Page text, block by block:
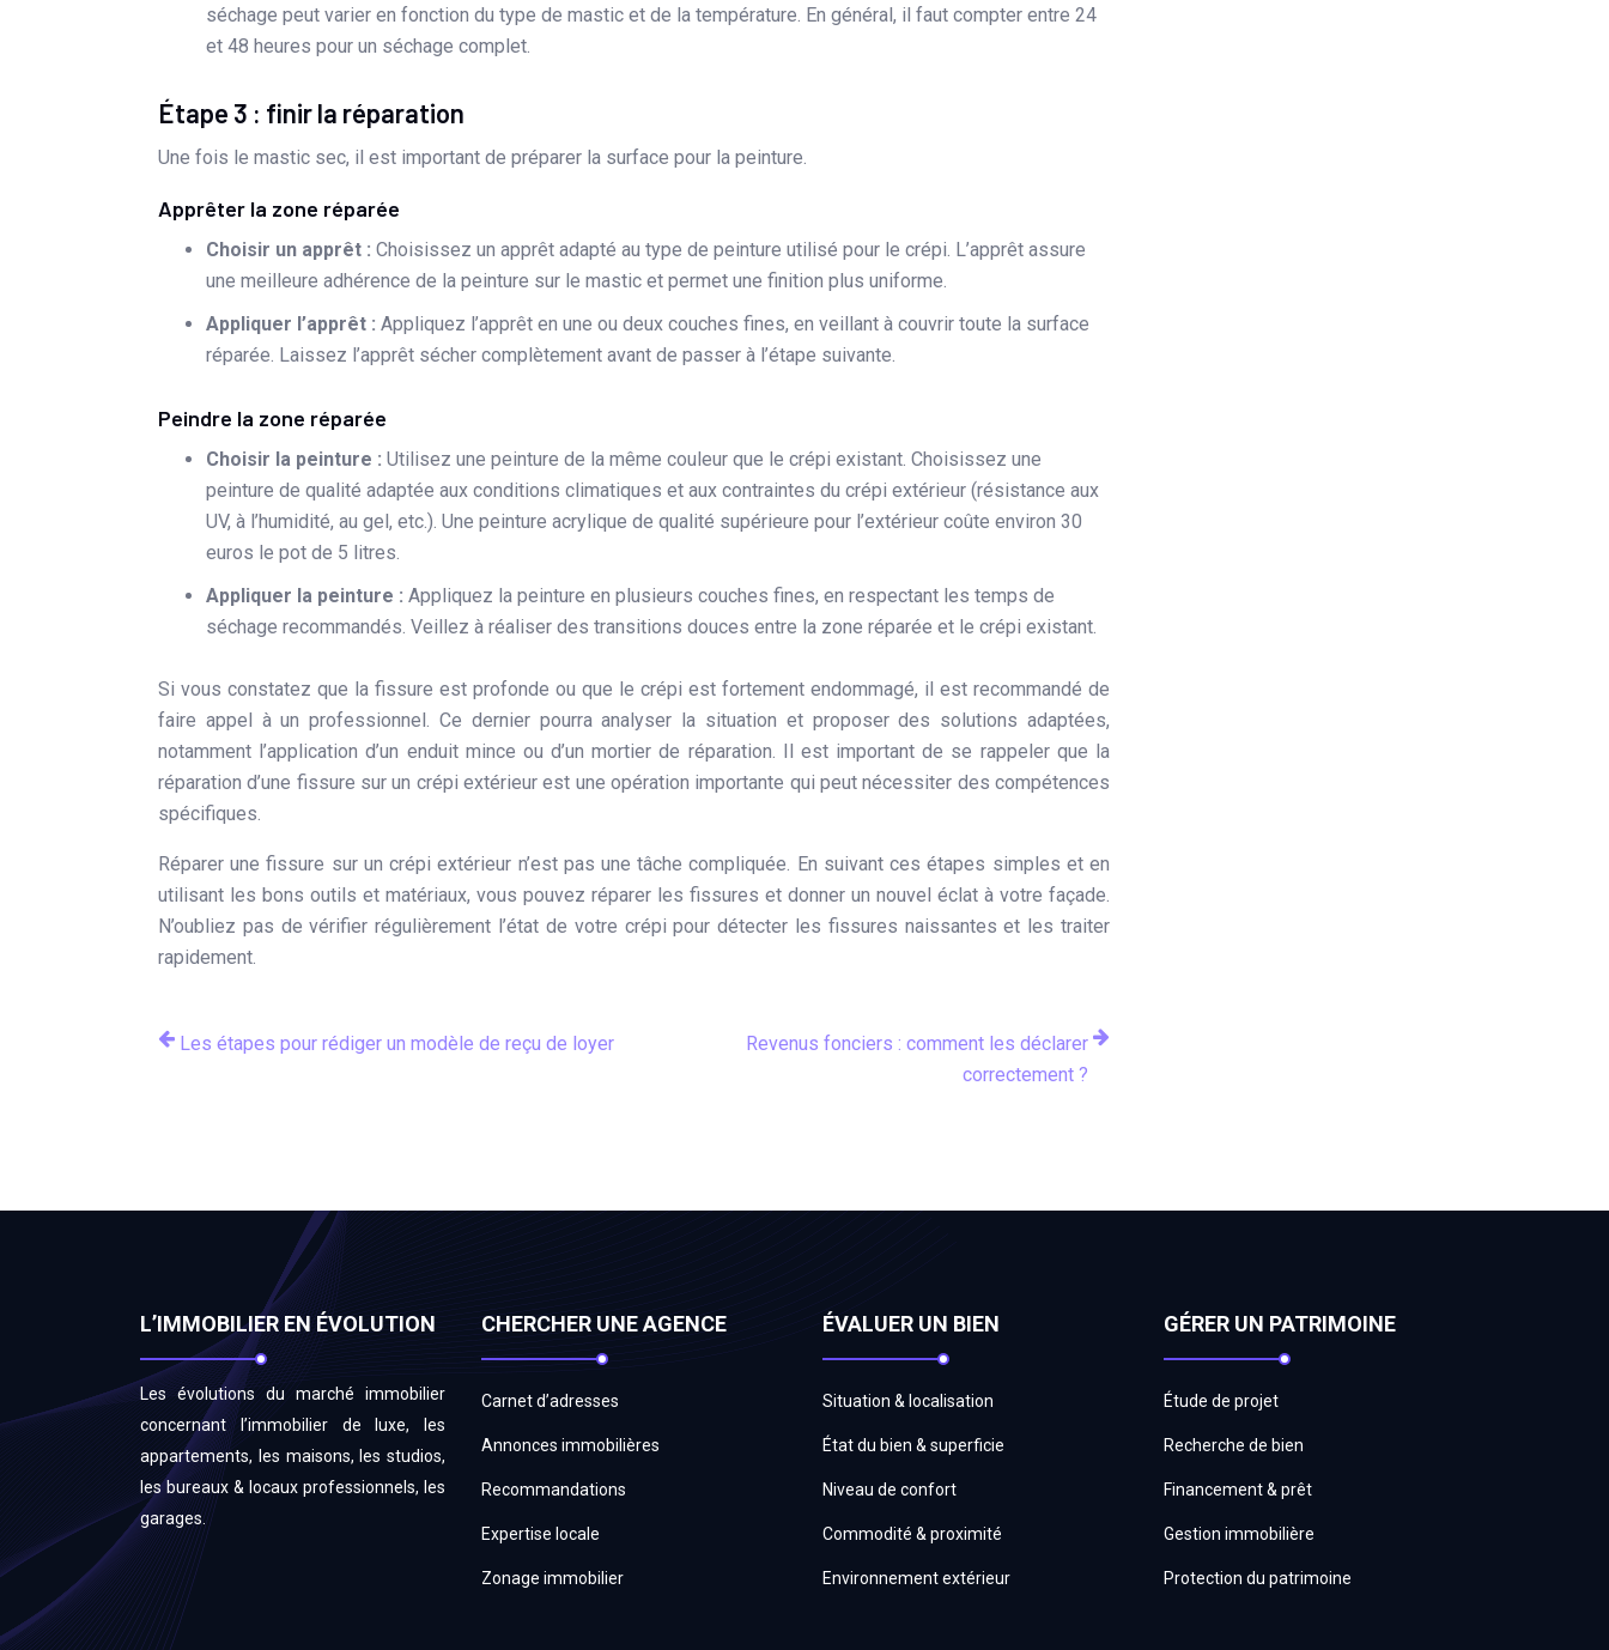
séchage peut varier en fonction du type de mastic et de la température. En général, il faut compter entre 24
et 48 heures pour un séchage complet.
Étape 3 : finir la réparation
Une fois le mastic sec, il est important de préparer la surface pour la peinture.
Apprêter la zone réparée
Choisir un apprêt : Choisissez un apprêt adapté au type de peinture utilisé pour le crépi. L’apprêt assure
une meilleure adhérence de la peinture sur le mastic et permet une finition plus uniforme.
Appliquer l’apprêt : Appliquez l’apprêt en une ou deux couches fines, en veillant à couvrir toute la surface
réparée. Laissez l’apprêt sécher complètement avant de passer à l’étape suivante.
Peindre la zone réparée
Choisir la peinture : Utilisez une peinture de la même couleur que le crépi existant. Choisissez une
peinture de qualité adaptée aux conditions climatiques et aux contraintes du crépi extérieur (résistance aux
UV, à l’humidité, au gel, etc.). Une peinture acrylique de qualité supérieure pour l’extérieur coûte environ 30
euros le pot de 5 litres.
Appliquer la peinture : Appliquez la peinture en plusieurs couches fines, en respectant les temps de
séchage recommandés. Veillez à réaliser des transitions douces entre la zone réparée et le crépi existant.
Si vous constatez que la fissure est profonde ou que le crépi est fortement endommagé, il est recommandé de
faire appel à un professionnel. Ce dernier pourra analyser la situation et proposer des solutions adaptées,
notamment l’application d’un enduit mince ou d’un mortier de réparation. Il est important de se rappeler que la
réparation d’une fissure sur un crépi extérieur est une opération importante qui peut nécessiter des compétences
spécifiques.
Réparer une fissure sur un crépi extérieur n’est pas une tâche compliquée. En suivant ces étapes simples et en
utilisant les bons outils et matériaux, vous pouvez réparer les fissures et donner un nouvel éclat à votre façade.
N’oubliez pas de vérifier régulièrement l’état de votre crépi pour détecter les fissures naissantes et les traiter
rapidement.
Les étapes pour rédiger un modèle de reçu de loyer
Revenus fonciers : comment les déclarer
correctement ?
L’IMMOBILIER EN ÉVOLUTION
Les évolutions du marché immobilier
concernant l’immobilier de luxe, les
appartements, les maisons, les studios,
les bureaux & locaux professionnels, les
garages.
CHERCHER UNE AGENCE
Carnet d’adresses
Annonces immobilières
Recommandations
Expertise locale
Zonage immobilier
ÉVALUER UN BIEN
Situation & localisation
État du bien & superficie
Niveau de confort
Commodité & proximité
Environnement extérieur
GÉRER UN PATRIMOINE
Étude de projet
Recherche de bien
Financement & prêt
Gestion immobilière
Protection du patrimoine